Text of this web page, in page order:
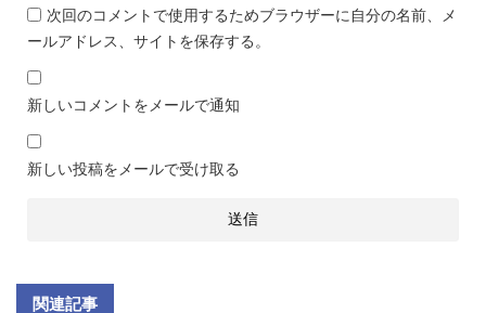
次回のコメントで使用するためブラウザーに自分の名前、メ
ールアドレス、サイトを保存する。
新しいコメントをメールで通知
新しい投稿をメールで受け取る
関連記事